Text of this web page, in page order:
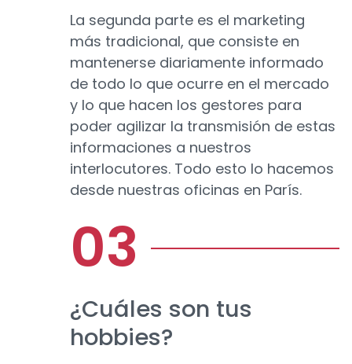
La segunda parte es el marketing
más tradicional, que consiste en
mantenerse diariamente informado
de todo lo que ocurre en el mercado
y lo que hacen los gestores para
poder agilizar la transmisión de estas
informaciones a nuestros
interlocutores. Todo esto lo hacemos
desde nuestras oficinas en París.
¿Cuáles son tus
hobbies?